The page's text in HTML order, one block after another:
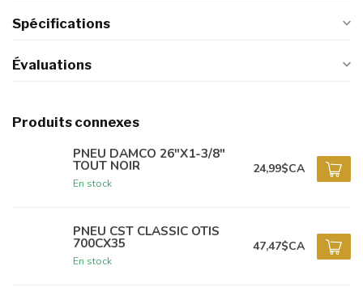
Spécifications
Évaluations
Produits connexes
PNEU DAMCO 26"X1-3/8"
TOUT NOIR
En stock
24,99$CA
PNEU CST CLASSIC OTIS
700CX35
En stock
47,47$CA